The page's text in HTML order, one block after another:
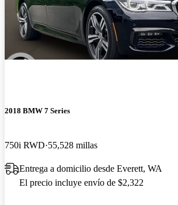
2018 BMW 7 Series
750i RWD 55,528 millas
Entrega a domicilio desde Everett, WA
El precio incluye envío de $2,322